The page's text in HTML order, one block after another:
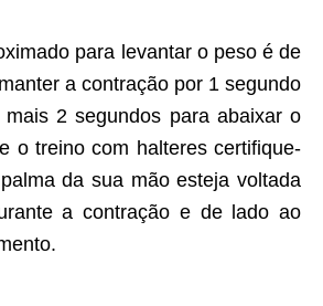
para levantar o peso é de
a contração por 1 segundo
2 segundos para abaixar o
o treino com halteres certifique-
da sua mão esteja voltada
a contração e de lado ao